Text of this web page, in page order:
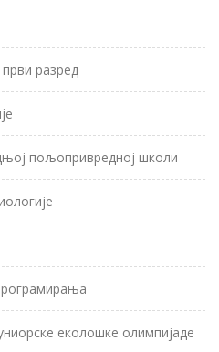
разред
пољопривредној школи
еколошке олимпијаде